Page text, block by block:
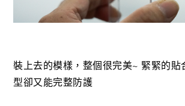
裝上去的模樣，整個很完美~ 緊緊的貼
型卻又能完整防護